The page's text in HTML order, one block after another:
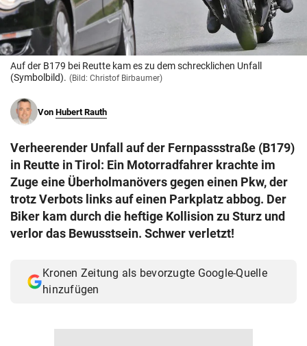
© Krone Multimedia GmbH & Co KG 2026
Muthgasse 2, 1190 Wien
Auf der B179 bei Reutte kam es zu dem schrecklichen Unfall
(Symbolbild). (Bild: Christof Birbaumer)
Von Hubert Rauth
Verheerender Unfall auf der Fernpassstraße (B179)
in Reutte in Tirol: Ein Motorradfahrer krachte im
Zuge eine Überholmanövers gegen einen Pkw, der
trotz Verbots links auf einen Parkplatz abbog. Der
Biker kam durch die heftige Kollision zu Sturz und
verlor das Bewusstsein. Schwer verletzt!
Kronen Zeitung als bevorzugte Google-Quelle
hinzufügen